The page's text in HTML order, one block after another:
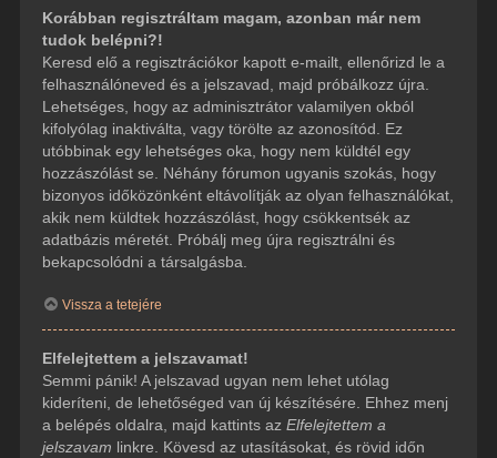
Korábban regisztráltam magam, azonban már nem
tudok belépni?!
Keresd elő a regisztrációkor kapott e-mailt, ellenőrizd le a
felhasználóneved és a jelszavad, majd próbálkozz újra.
Lehetséges, hogy az adminisztrátor valamilyen okból
kifolyólag inaktiválta, vagy törölte az azonosítód. Ez
utóbbinak egy lehetséges oka, hogy nem küldtél egy
hozzászólást se. Néhány fórumon ugyanis szokás, hogy
bizonyos időközönként eltávolítják az olyan felhasználókat,
akik nem küldtek hozzászólást, hogy csökkentsék az
adatbázis méretét. Próbálj meg újra regisztrálni és
bekapcsolódni a társalgásba.
Vissza a tetejére
Elfelejtettem a jelszavamat!
Semmi pánik! A jelszavad ugyan nem lehet utólag
kideríteni, de lehetőséged van új készítésére. Ehhez menj
a belépés oldalra, majd kattints az Elfelejtettem a
jelszavam linkre. Kövesd az utasításokat, és rövid időn